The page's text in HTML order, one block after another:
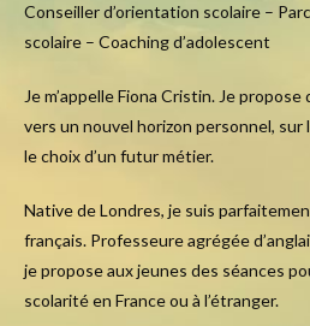
Conseiller d’orientation scolaire –
scolaire – Coaching d’adolescent
Je m’appelle Fiona Cristin. Je
vers un nouvel horizon personnel, sur
le choix d’un futur métier.
Native de Londres, je suis
français. Professeure agrégée
je propose aux jeunes des séances
scolarité en France ou à l’étranger.